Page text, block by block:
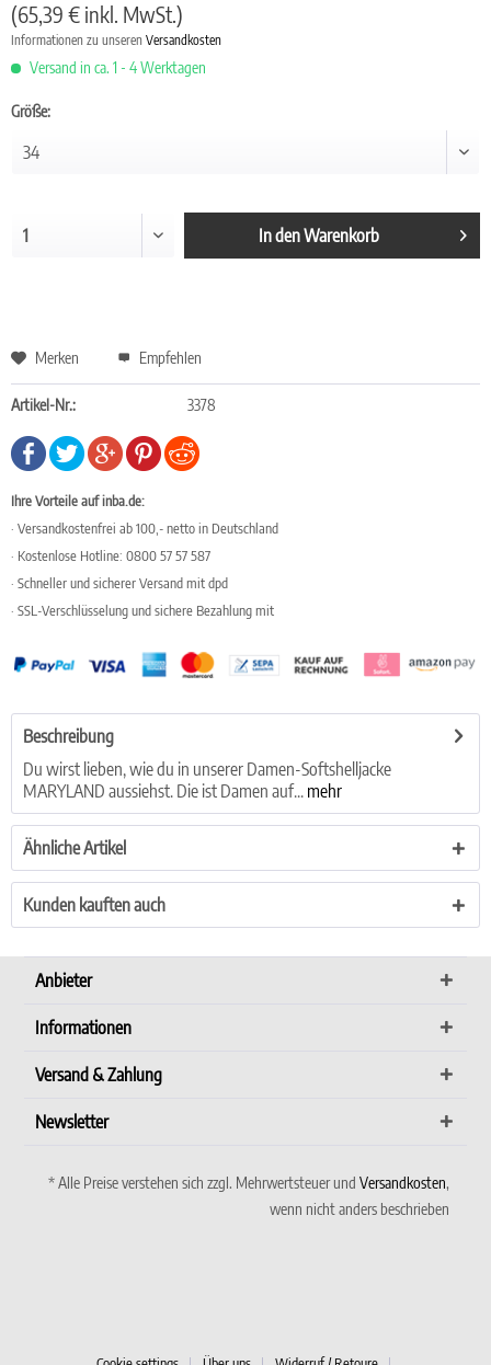
(65,39 € inkl. MwSt.)
Informationen zu unseren Versandkosten
Versand in ca. 1 - 4 Werktagen
Größe:
In denWarenkorb
Merken Empfehlen
Artikel-Nr.: 3378
Ihre Vorteile auf inba.de:
· Versandkostenfrei ab 100,- netto in Deutschland
· Kostenlose Hotline: 0800 57 57 587
· Schneller und sicherer Versand mit dpd
· SSL-Verschlüsselung und sichere Bezahlung mit
Beschreibung
Du wirst lieben, wie du in unserer Damen-Softshelljacke
MARYLAND aussiehst. Die ist Damen auf... mehr
Ähnliche Artikel
Kunden kauften auch
Anbieter
Informationen
Versand & Zahlung
Newsletter
* Alle Preise verstehen sich zzgl. Mehrwertsteuer und Versandkosten,
wenn nicht anders beschrieben